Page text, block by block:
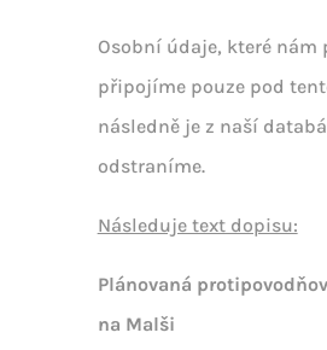
Osobní údaje, které nám
připojíme pouze pod
následně je z naší
odstraníme.
Následuje text dopisu:
Plánovaná
na Malši